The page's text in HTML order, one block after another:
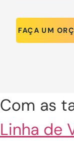
FAÇA UM
Com as
Linha de